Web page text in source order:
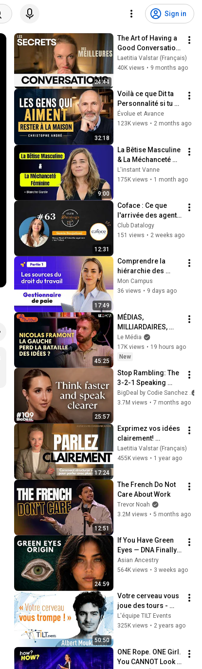
Sign in
24:44
The Art of Having a
Good Conversation:
The 5 Secrets to
Better
Laetitia Valstar (Français)
40K views • 9 months ago
32:18
Voilà ce que Dit ta
Personnalité si tu
Aimes ne Jamais
Sortir | Christophe
Évolue et Avance
123K views • 2 months ago
9:00
La Bêtise Masculine
& La Méchanceté
Féminine | Blanche
Gardin Humour
L'instant Vanne
175K views • 1 month ago
12:31
Coface : Ce que
l'arrivée des agents
IA oblige à revoir
dans sa
Club Datalogy
151 views • 2 weeks ago
17:49
Comprendre la
hiérarchie des
normes en paie :
Code du travail,
Mon Campus
36 views • 9 days ago
45:25
MÉDIAS,
MILLIARDAIRES,
GAUCHE : LA
GUERRE
CULTURELLE QUI
FRAMONT)
Le Média
17K views • 19 hours ago
New
25:57
Stop Rambling: The
3-2-1 Speaking
Trick That Makes
You Sound Like A
BigDeal by Codie Sanchez
3.7M views • 7 months ago
17:24
Exprimez vos idées
clairement!
Comment structurer
ses pensées sur le
Laetitia Valstar (Français)
455K views • 1 year ago
12:51
The French Do Not
Care About Work
Trevor Noah
3.2M views • 5 months ago
24:59
If You Have Green
Eyes — DNA Finally
Revealed Where
They Really Come
Asian Ancestry
564K views • 3 weeks ago
50:50
Votre cerveau vous
joue des tours -
Albert Moukheiber  -
Conférence Tilt
L'équipe TILT Events
325K views • 2 years ago
ONE Rope. ONE Girl.
You CANNOT Look